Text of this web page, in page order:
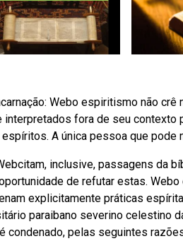
Webo espiritismo não
fora de seu contexto
A única pessoa que pode
inclusive, passagens da
de refutar estas.
explicitamente práticas
paraibano severino celestino
condenado, pelas seguintes